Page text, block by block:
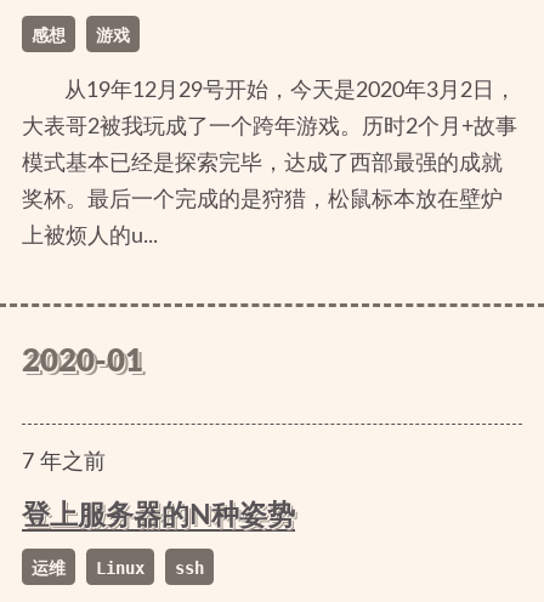
感想 游戏
从19年12月29号开始，今天是2020年3月2日，
大表哥2被我玩成了一个跨年游戏。历时2个月+故事
模式基本已经是探索完毕，达成了西部最强的成就
奖杯。最后一个完成的是狩猎，松鼠标本放在壁炉
上被烦人的u...
2020-01
7年之前
登上服务器的N种姿势
运维 Linux ssh